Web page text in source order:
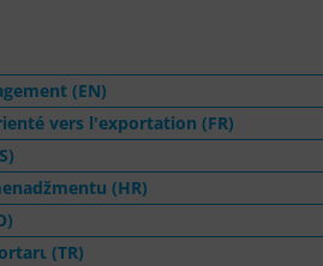
(EN)
vers l'exportation (FR)
(HR)
(TR)